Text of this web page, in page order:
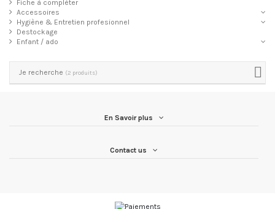
Fiche à compléter
Accessoires
Hygiène & Entretien profesionnel
Destockage
Enfant / ado
Je recherche (2 produits)
En Savoir plus
Contact us